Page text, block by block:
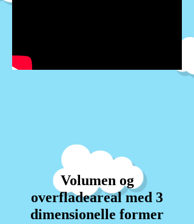
Volumen og
overfladeareal med 3
dimensionelle former